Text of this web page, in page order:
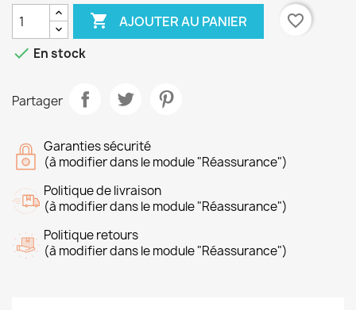
 AJOUTER AU PANIER
favorite_border
 En stock
Partager
Garanties sécurité
(à modifier dans le module "Réassurance")
Politique de livraison
(à modifier dans le module "Réassurance")
Politique retours
(à modifier dans le module "Réassurance")